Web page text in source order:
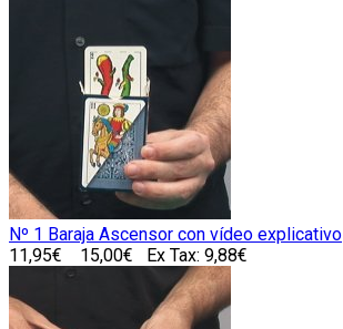
Nº 1 Baraja Ascensor con vídeo explicativo
11,95€
15,00€ Ex Tax: 9,88€